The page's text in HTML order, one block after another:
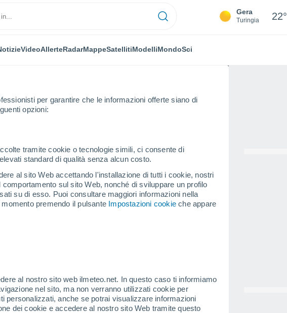
per garantire che le informazioni offerte siano di
opzioni:
tramite cookie o tecnologie simili, ci consente di
standard di qualità senza alcun costo.
al sito Web accettando l'installazione di tutti i cookie, nostri
sul sito Web, nonché di sviluppare un profilo
su di esso. Puoi consultare maggiori informazioni nella
premendo il pulsante Impostazioni cookie che appare
al nostro sito web ilmeteo.net. In questo caso ti informiamo
nel sito, ma non verranno utilizzati cookie per
personalizzati, anche se potrai visualizzare informazioni
dei cookie e accedere al nostro sito Web tramite questo
Gera
Turingia 22°
VideoAllerteRadarMappeSatellitiModelliMondoSci
...
Per ora